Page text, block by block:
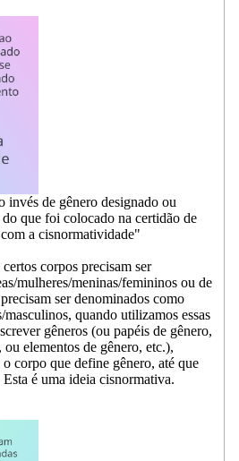
de gênero designado ou
que foi colocado na certidão de
a cisnormatividade"
corpos precisam ser
mulheres/meninas/femininos ou de
ser denominados como
quando utilizamos essas
gêneros (ou papéis de gênero,
ou elementos de gênero, etc.),
corpo que define gênero, até que
é uma ideia cisnormativa.